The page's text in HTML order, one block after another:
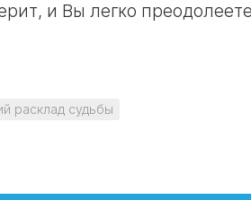
и Вы легко преодолеете
расклад судьбы